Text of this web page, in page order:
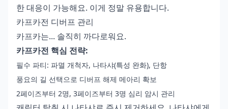
한 대응이 가능해요. 이게 정말 유용합니다.
카프카전 디버프 관리
카프카는... 솔직히 까다로워요.
카프카전 핵심 전략:
필수 파티: 파멸 개척자, 나타샤(특성 완화), 단항
풍요의 길 선택으로 디버프 해제 메아리 확보
2페이즈부터 2명, 3페이즈부터 3명 심리 암시 관리